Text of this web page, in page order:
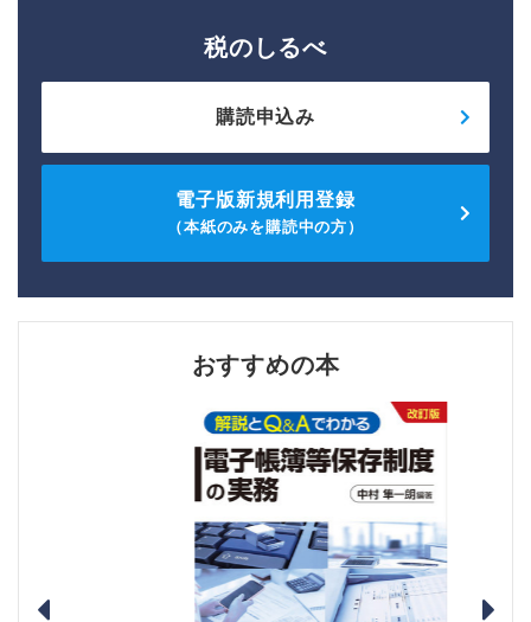
税のしるべ
購読申込み
電子版新規利用登録
（本紙のみを購読中の方）
おすすめの本